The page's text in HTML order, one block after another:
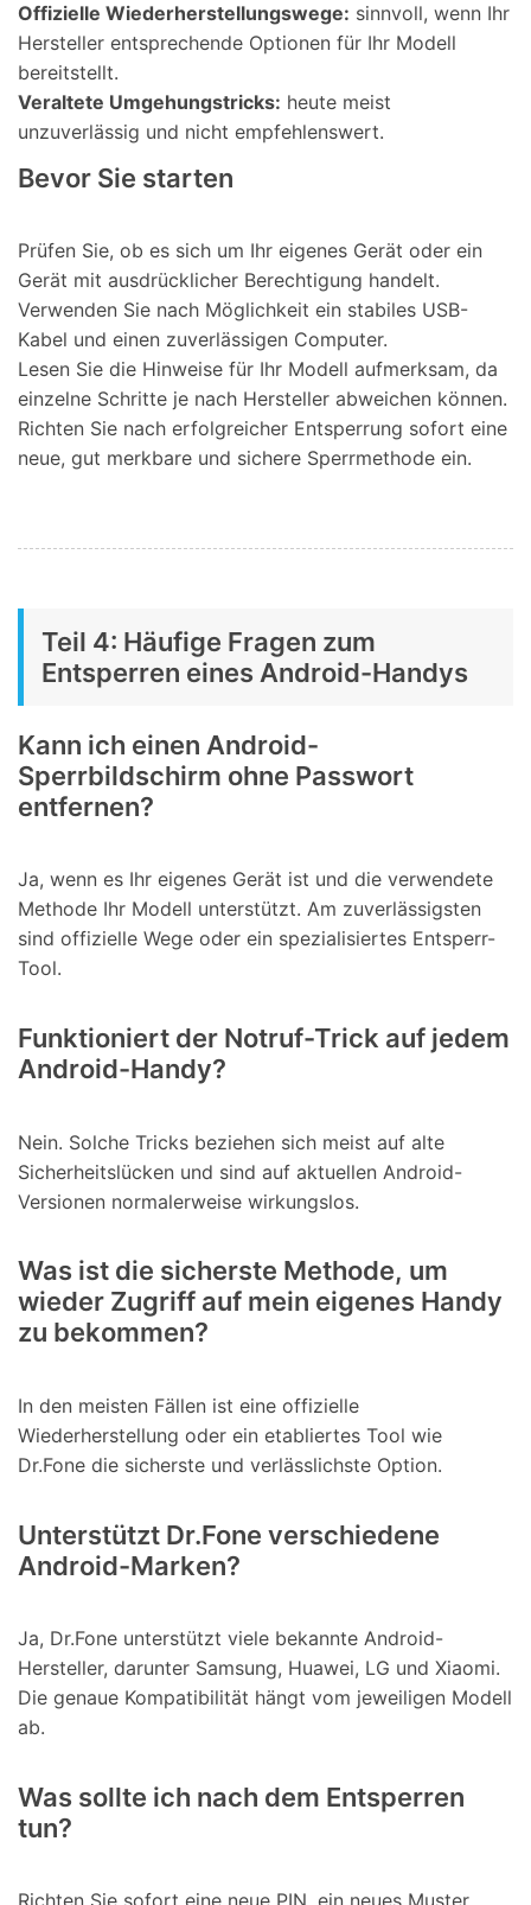
Offizielle Wiederherstellungswege: sinnvoll, wenn Ihr
Hersteller entsprechende Optionen für Ihr Modell
bereitstellt.
Veraltete Umgehungstricks: heute meist
unzuverlässig und nicht empfehlenswert.
Bevor Sie starten
Prüfen Sie, ob es sich um Ihr eigenes Gerät oder ein
Gerät mit ausdrücklicher Berechtigung handelt.
Verwenden Sie nach Möglichkeit ein stabiles USB-
Kabel und einen zuverlässigen Computer.
Lesen Sie die Hinweise für Ihr Modell aufmerksam, da
einzelne Schritte je nach Hersteller abweichen können.
Richten Sie nach erfolgreicher Entsperrung sofort eine
neue, gut merkbare und sichere Sperrmethode ein.
Teil 4: Häufige Fragen zum
Entsperren eines Android-Handys
Kann ich einen Android-
Sperrbildschirm ohne Passwort
entfernen?
Ja, wenn es Ihr eigenes Gerät ist und die verwendete
Methode Ihr Modell unterstützt. Am zuverlässigsten
sind offizielle Wege oder ein spezialisiertes Entsperr-
Tool.
Funktioniert der Notruf-Trick auf jedem
Android-Handy?
Nein. Solche Tricks beziehen sich meist auf alte
Sicherheitslücken und sind auf aktuellen Android-
Versionen normalerweise wirkungslos.
Was ist die sicherste Methode, um
wieder Zugriff auf mein eigenes Handy
zu bekommen?
In den meisten Fällen ist eine offizielle
Wiederherstellung oder ein etabliertes Tool wie
Dr.Fone die sicherste und verlässlichste Option.
Unterstützt Dr.Fone verschiedene
Android-Marken?
Ja, Dr.Fone unterstützt viele bekannte Android-
Hersteller, darunter Samsung, Huawei, LG und Xiaomi.
Die genaue Kompatibilität hängt vom jeweiligen Modell
ab.
Was sollte ich nach dem Entsperren
tun?